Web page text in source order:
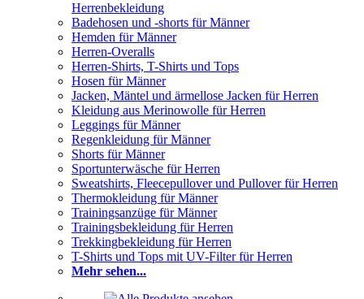
Herrenbekleidung
Badehosen und -shorts für Männer
Hemden für Männer
Herren-Overalls
Herren-Shirts, T-Shirts und Tops
Hosen für Männer
Jacken, Mäntel und ärmellose Jacken für Herren
Kleidung aus Merinowolle für Herren
Leggings für Männer
Regenkleidung für Männer
Shorts für Männer
Sportunterwäsche für Herren
Sweatshirts, Fleecepullover und Pullover für Herren
Thermokleidung für Männer
Trainingsanzüge für Männer
Trainingsbekleidung für Herren
Trekkingbekleidung für Herren
T-Shirts und Tops mit UV-Filter für Herren
Mehr sehen...